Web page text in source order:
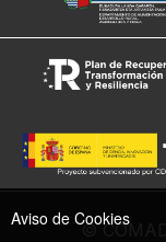
©
Aviso de Cookies